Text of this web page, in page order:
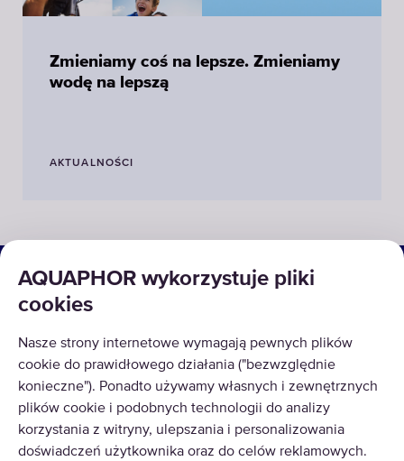
Zmieniamy coś na lepsze. Zmieniamy
wodę na lepszą
AKTUALNOŚCI
AQUAPHOR wykorzystuje pliki
cookies
Nasze strony internetowe wymagają pewnych plików
cookie do prawidłowego działania ("bezwzględnie
konieczne"). Ponadto używamy własnych i zewnętrznych
plików cookie i podobnych technologii do analizy
korzystania z witryny, ulepszania i personalizowania
doświadczeń użytkownika oraz do celów reklamowych.
PRODUKTY
O NAS